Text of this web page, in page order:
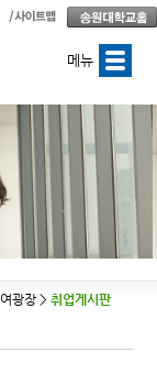
메뉴
광장> 취업게시판